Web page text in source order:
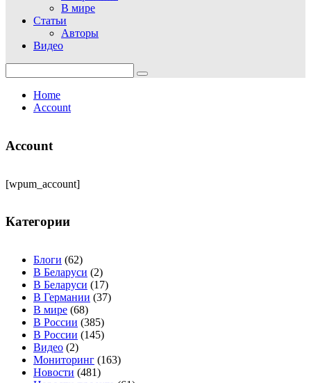
В мире
Статьи
Авторы
Видео
for:
Home
Account
Account
[wpum_account]
Категории
Блоги (62)
В Беларуси (2)
В Беларуси (17)
В Германии (37)
В мире (68)
В России (385)
В России (145)
Видео (2)
Мониторинг (163)
Новости (481)